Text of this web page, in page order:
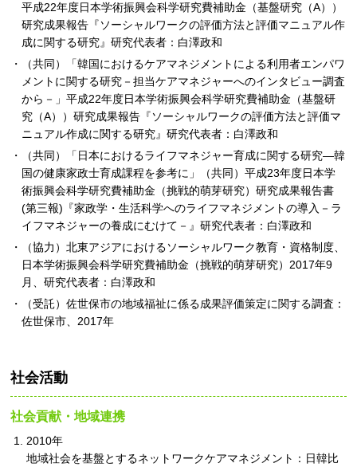
平成22年度日本学術振興会科学研究費補助金（基盤研究（A））
研究成果報告『ソーシャルワークの評価方法と評価マニュアル作
成に関する研究』研究代表者：白澤政和
（共同）「韓国におけるケアマネジメントによる利用者エンパワ
メントに関する研究－担当ケアマネジャーへのインタビュー調査
から－」平成22年度日本学術振興会科学研究費補助金（基盤研
究（A））研究成果報告『ソーシャルワークの評価方法と評価マ
ニュアル作成に関する研究』研究代表者：白澤政和
（共同）「日本におけるライフマネジャー育成に関する研究―韓
国の健康家政士育成課程を参考に」（共同）平成23年度日本学
術振興会科学研究費補助金（挑戦的萌芽研究）研究成果報告書
(第三報)『家政学・生活科学へのライフマネジメントの導入－ラ
イフマネジャーの養成にむけて－』研究代表者：白澤政和
（協力）北東アジアにおけるソーシャルワーク教育・資格制度、
日本学術振興会科学研究費補助金（挑戦的萌芽研究）2017年9
月、研究代表者：白澤政和
（受託）佐世保市の地域福祉に係る成果評価策定に関する調査：
佐世保市、2017年
社会活動
社会貢献・地域連携
2010年
地域社会を基盤とするネットワークケアマネジメント：日韓比